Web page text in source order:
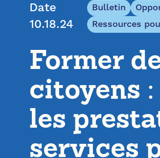
Date
10.18.24
Bulletin
Ressources
Former
citoyens
les
services